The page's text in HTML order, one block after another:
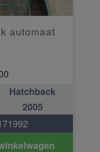
automaat
Hatchback
2005